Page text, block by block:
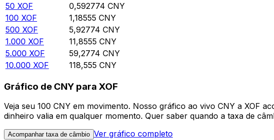
50 XOF 0,592774 CNY
100 XOF 1,18555 CNY
500 XOF 5,92774 CNY
1.000 XOF 11,8555 CNY
5.000 XOF 59,2774 CNY
10.000 XOF 118,555 CNY
Gráfico de CNY para XOF
Veja seu 100 CNY em movimento. Nosso gráfico ao vivo CNY a XOF
dinheiro valia em qualquer momento. Quer saber quando a taxa de
Acompanhar taxa de câmbio Ver gráfico completo